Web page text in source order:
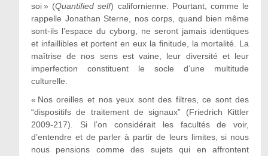
soi » (Quantified self) californienne. Pourtant, comme le
rappelle Jonathan Sterne, nos corps, quand bien même
sont-ils l’espace du cyborg, ne seront jamais identiques
et infaillibles et portent en eux la finitude, la mortalité. La
maîtrise de nos sens est vaine, leur diversité et leur
imperfection constituent le socle d’une multitude
culturelle.
« Nos oreilles et nos yeux sont des filtres, ce sont des
“dispositifs de traitement de signaux” (Friedrich Kittler
2009-217). Si l’on considérait les facultés de voir,
d’entendre et de parler à partir de leurs limites, si nous
nous pensions comme des sujets qui en affrontent